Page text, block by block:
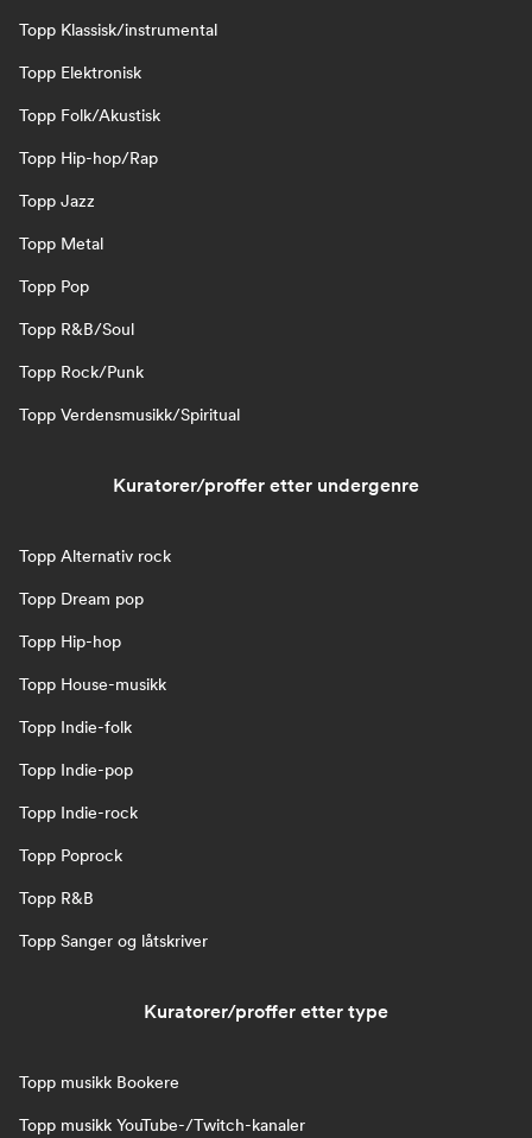
Topp Klassisk/instrumental
Topp Elektronisk
Topp Folk/Akustisk
Topp Hip-hop/Rap
Topp Jazz
Topp Metal
Topp Pop
Topp R&B/Soul
Topp Rock/Punk
Topp Verdensmusikk/Spiritual
Kuratorer/proffer etter undergenre
Topp Alternativ rock
Topp Dream pop
Topp Hip-hop
Topp House-musikk
Topp Indie-folk
Topp Indie-pop
Topp Indie-rock
Topp Poprock
Topp R&B
Topp Sanger og låtskriver
Kuratorer/proffer etter type
Topp musikk Bookere
Topp musikk YouTube-/Twitch-kanaler